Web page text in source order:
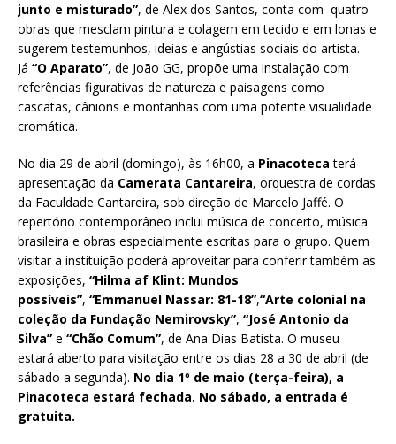
junto e misturado”, de Alex dos Santos, conta com quatro
obras que mesclam pintura e colagem em tecido e em lonas e
sugerem testemunhos, ideias e angústias sociais do artista.
Já “O Aparato”, de João GG, propõe uma instalação com
referências figurativas de natureza e paisagens como
cascatas, cânions e montanhas com uma potente visualidade
cromática.
No dia 29 de abril (domingo), às 16h00, a Pinacoteca terá
apresentação da Camerata Cantareira, orquestra de cordas
da Faculdade Cantareira, sob direção de Marcelo Jaffé. O
repertório contemporâneo inclui música de concerto, música
brasileira e obras especialmente escritas para o grupo. Quem
visitar a instituição poderá aproveitar para conferir também as
exposições, “Hilma af Klint: Mundos
possíveis”, “Emmanuel Nassar: 81-18”,“Arte colonial na
coleção da Fundação Nemirovsky”, “José Antonio da
Silva” e “Chão Comum”, de Ana Dias Batista. O museu
estará aberto para visitação entre os dias 28 a 30 de abril (de
sábado a segunda). No dia 1º de maio (terça-feira), a
Pinacoteca estará fechada. No sábado, a entrada é
gratuita.